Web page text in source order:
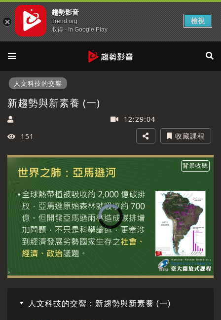
人文科技的交響
新趨勢與新素養 (一)
12:29:04
151
收藏課程
背景收聽
人文科技的交響：新趨勢與新素養 (一)
趨勢影音
Trend org
取得 - In Google Play
檢視